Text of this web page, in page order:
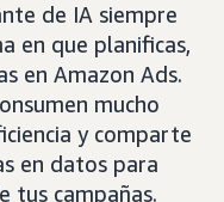
de IA siempre
en que planificas,
en Amazon Ads.
mucho
y comparte
en datos para
tus campañas.